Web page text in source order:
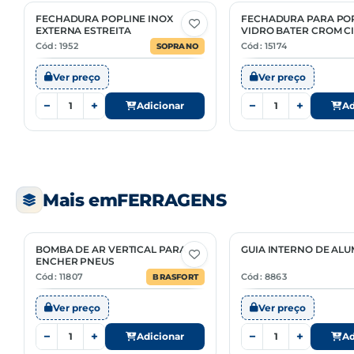
FECHADURA POPLINE INOX
EXTERNA ESTREITA
Cód: 1952 SOPRANO
Ver preço
− + Adicionar
FECHADURA PARA
VIDRO BATER CROM
REDONDO
Cód: 15174
Ver preço
− +
Mais emFERRAGENS
BOMBA DE AR VERTICAL PARA
ENCHER PNEUS
Cód: 11807 BRASFORT
Ver preço
− + Adicionar
GUIA INTERNO DE
Cód: 8863
Ver preço
− +